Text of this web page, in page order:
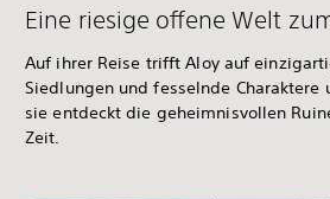
Eine riesige offene Welt
Auf ihrer Reise trifft Aloy auf
Siedlungen und fesselnde Charaktere
sie entdeckt die geheimnisvollen
Zeit.